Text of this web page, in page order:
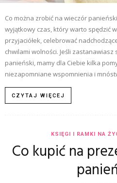
Co można zrobić na wieczór
wyjątkowy czas, który warto spędzić
przyjaciółek, celebrować
chwilami wolności. Jeśli
panieński, mamy dla Ciebie kilka
niezapomniane wspomnienia i
CZYTAJ WIĘCEJ
KSIĘGI I RAMKI NA
Co kupić na